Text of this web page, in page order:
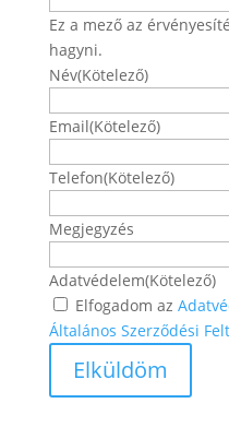
Ez a mező az
hagyni.
Név(Kötelező)
Email(Kötelező)
Telefon(Kötelező)
Megjegyzés
Adatvédelem(Kötelező)
Elfogadom az
Általános Szerződési